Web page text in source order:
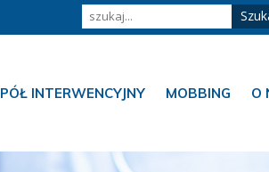
INTERWENCYJNY MOBBING O